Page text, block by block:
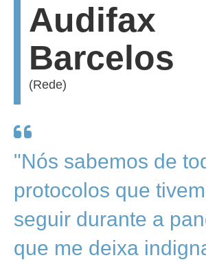
Audifax
Barcelos
(Rede)
"Nós sabemos de
protocolos que
seguir durante a
que me deixa